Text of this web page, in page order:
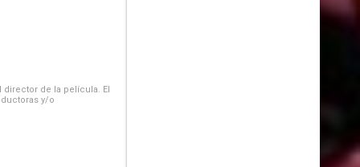
de la película. El
y/o